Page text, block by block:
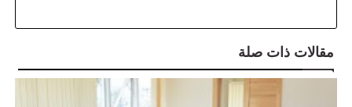
مقالات ذات صلة